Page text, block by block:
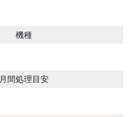
機種
月間処理目安